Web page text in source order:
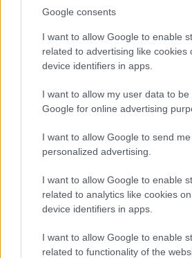
Google consents
I want to allow Google to enable
related to advertising like cookies
device identifiers in apps.
I want to allow my user data to be
Google for online advertising
I want to allow Google to send me
personalized advertising.
I want to allow Google to enable
related to analytics like cookies
device identifiers in apps.
I want to allow Google to enable
related to functionality of the
A magyar helyzettel
csopaki borász írt 2024